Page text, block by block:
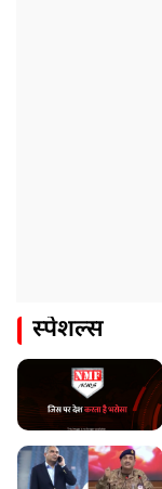
स्पेशल्स